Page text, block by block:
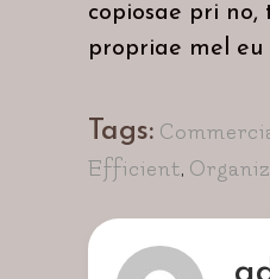
copiosae pri
propriae mel eu
Tags:
Efficient,